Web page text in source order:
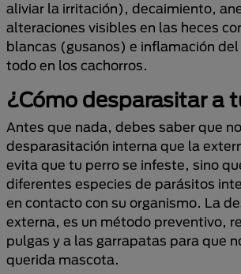
aliviar la irritación), decaimiento,
alteraciones visibles en las heces
blancas (gusanos) e inflamación
todo en los cachorros.
¿Cómo desparasitar a
Antes que nada, debes saber que
desparasitación interna que la
evita que tu perro se infeste, sino
diferentes especies de parásitos
en contacto con su organismo. La
externa, es un método preventivo,
pulgas y a las garrapatas para que
querida mascota.